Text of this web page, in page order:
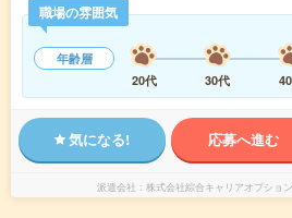
職場の雰囲気
年齢層
20代
30代
気になる! 応募へ進む
派遣会社 株式会社綜合キャリアオプショ